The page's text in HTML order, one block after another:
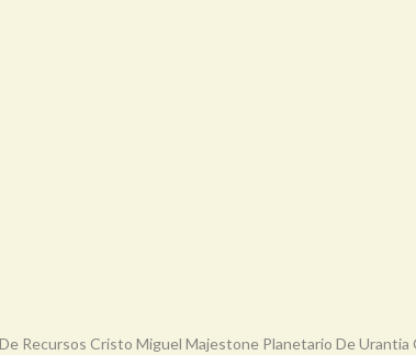
Recursos Cristo Miguel Majestone Planetario De Urantia